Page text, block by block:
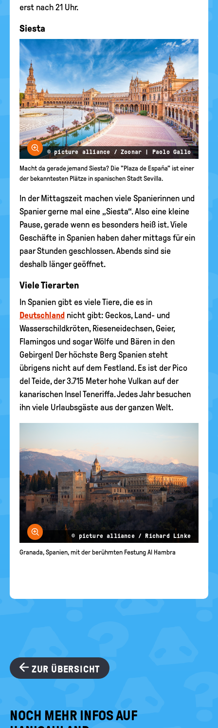
erst nach 21 Uhr.
Siesta
Bild vergrößern
© picture alliance / Zoonar | Paolo Gallo
Macht da gerade jemand Siesta? Die "Plaza de España" ist einer
der bekanntesten Plätze in spanischen Stadt Sevilla.
In der Mittagszeit machen viele Spanierinnen und
Spanier gerne mal eine „Siesta“. Also eine kleine
Pause, gerade wenn es besonders heiß ist. Viele
Geschäfte in Spanien haben daher mittags für ein
paar Stunden geschlossen. Abends sind sie
deshalb länger geöffnet.
Viele Tierarten
In Spanien gibt es viele Tiere, die es in
Deutschland nicht gibt: Geckos, Land- und
Wasserschildkröten, Rieseneidechsen, Geier,
Flamingos und sogar Wölfe und Bären in den
Gebirgen! Der höchste Berg Spanien steht
übrigens nicht auf dem Festland. Es ist der Pico
del Teide, der 3.715 Meter hohe Vulkan auf der
kanarischen Insel Teneriffa. Jedes Jahr besuchen
ihn viele Urlaubsgäste aus der ganzen Welt.
Bild vergrößern
© picture alliance / Richard Linke
Granada, Spanien, mit der berühmten Festung Al Hambra
ZUR ÜBERSICHT
NOCH MEHR INFOS AUF